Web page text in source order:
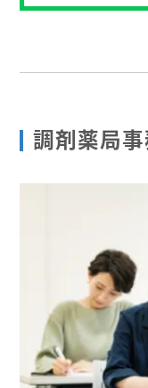
調剤薬局事